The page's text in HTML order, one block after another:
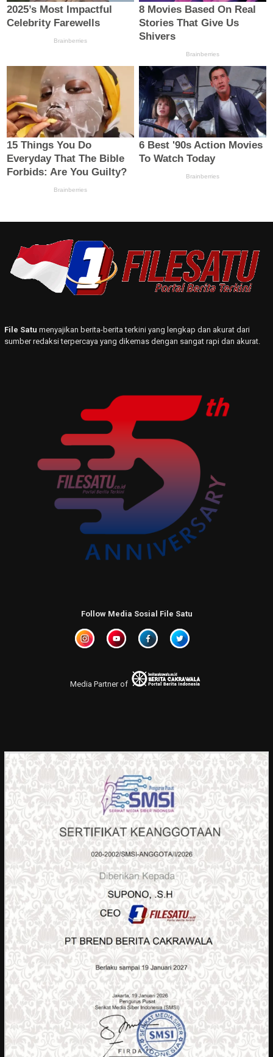
File Satu menyajikan berita-berita terkini yang lengkap dan akurat dari
sumber redaksi terpercaya yang dikemas dengan sangat rapi dan akurat.
Follow Media Sosial File Satu
Media Partner of